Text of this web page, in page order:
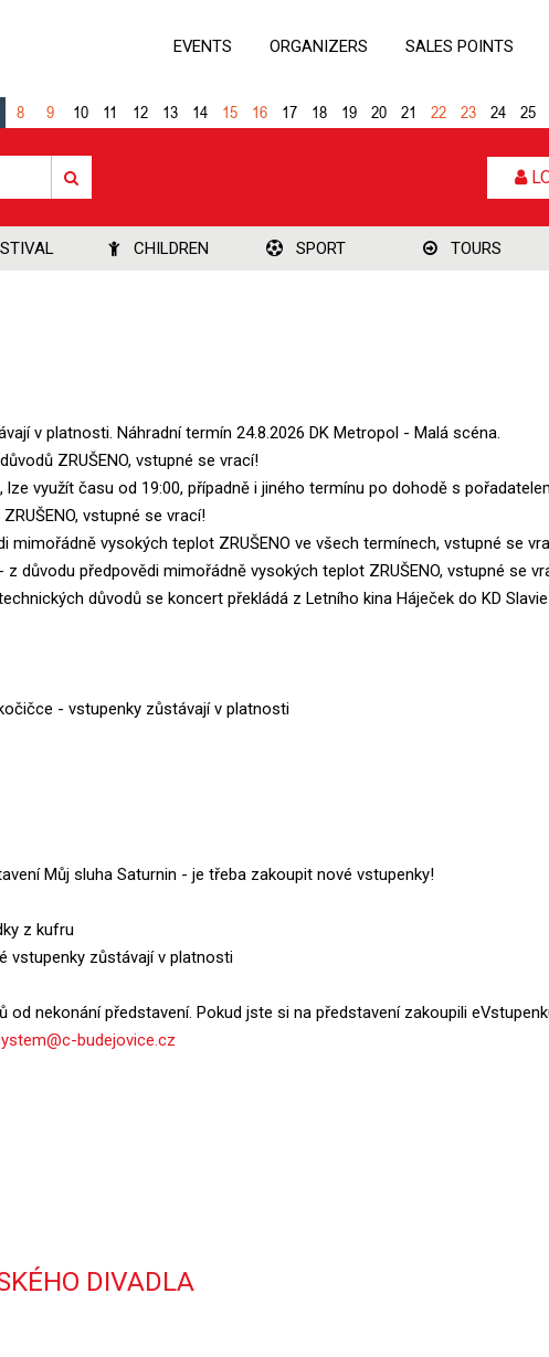
EVENTS ORGANIZERS SALES POINTS
8 9 10 11 12 13 14 15 16 17 18 19 20 21 22 23 24 25
CHILDREN SPORT TOURS
v platnosti. Náhradní termín 24.8.2026 DK Metropol - Malá scéna.
ZRUŠENO, vstupné se vrací!
lze využít času od 19:00, případně i jiného termínu po dohodě s
vstupné se vrací!
mimořádně vysokých teplot ZRUŠENO ve všech termínech, vstupné se
- z důvodu předpovědi mimořádně vysokých teplot ZRUŠENO, vstupné se
důvodů se koncert překládá z Letního kina Háječek do KD
- vstupenky zůstávají v platnosti
Můj sluha Saturnin - je třeba zakoupit nové vstupenky!
z kufru
vstupenky zůstávají v platnosti
nekonání představení. Pokud jste si na představení zakoupili
budejovice.cz
DIVADLA